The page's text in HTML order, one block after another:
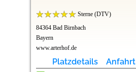
Sterne (DTV)
84364 Bad Birnbach
Bayern
www.arterhof.de
Platzdetails Anfahrt